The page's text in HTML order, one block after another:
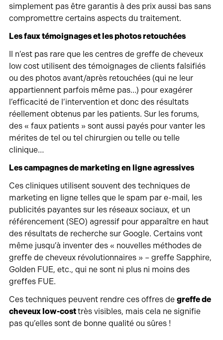
simplement pas être garantis à des prix aussi bas sans
compromettre certains aspects du traitement.
Les faux témoignages et les photos retouchées
Il n’est pas rare que les centres de greffe de cheveux
low cost utilisent des témoignages de clients falsifiés
ou des photos avant/après retouchées (qui ne leur
appartiennent parfois même pas…) pour exagérer
l’efficacité de l’intervention et donc des résultats
réellement obtenus par les patients. Sur les forums,
des « faux patients » sont aussi payés pour vanter les
mérites de tel ou tel chirurgien ou telle ou telle
clinique…
Les campagnes de marketing en ligne agressives
Ces cliniques utilisent souvent des techniques de
marketing en ligne telles que le spam par e-mail, les
publicités payantes sur les réseaux sociaux, et un
référencement (SEO) agressif pour apparaître en haut
des résultats de recherche sur Google. Certains vont
même jusqu’à inventer des « nouvelles méthodes de
greffe de cheveux révolutionnaires » – greffe Sapphire,
Golden FUE, etc., qui ne sont ni plus ni moins des
greffes FUE.
Ces techniques peuvent rendre ces offres de greffe de
cheveux low-costtrès visibles, mais cela ne signifie
pas qu’elles sont de bonne qualité ou sûres !